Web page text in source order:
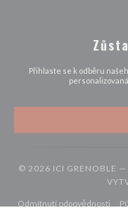
Přihlaste se k odběru
© 2026 ICI GRENOBLE —
Odmítnutí odpovědnosti